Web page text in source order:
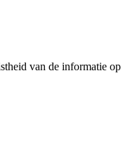
van de informatie op